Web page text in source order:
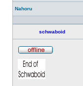
Nahoru
schwaboid